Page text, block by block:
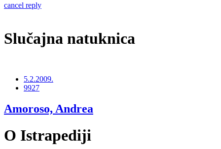
cancel reply
Slučajna natuknica
5.2.2009.
9927
Amoroso, Andrea
O Istrapediji